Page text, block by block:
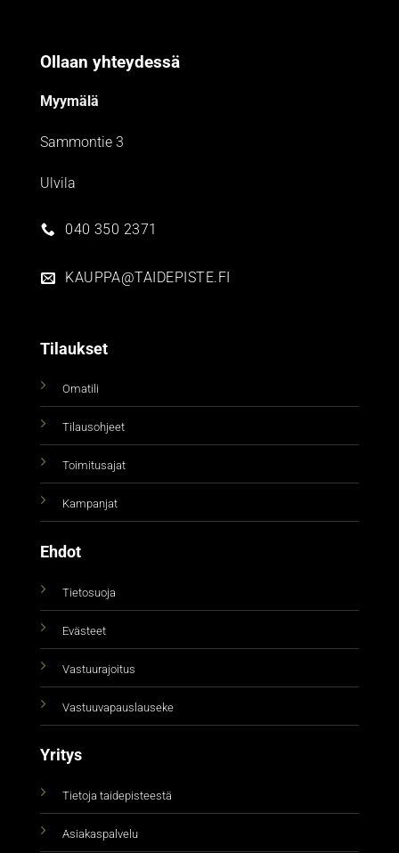
Ollaan yhteydessä
Myymälä
Sammontie 3
Ulvila
040 350 2371
KAUPPA@TAIDEPISTE.FI
Tilaukset
Omatili
Tilausohjeet
Toimitusajat
Kampanjat
Ehdot
Tietosuoja
Evästeet
Vastuurajoitus
Vastuuvapauslauseke
Yritys
Tietoja taidepisteestä
Asiakaspalvelu